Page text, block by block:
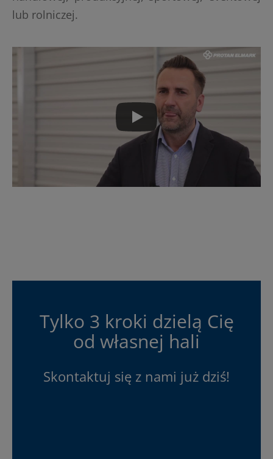
lub rolniczej.
Tylko 3 kroki dzielą Cię
od własnej hali
Skontaktuj się z nami już dziś!